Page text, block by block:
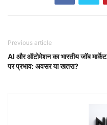
Previous article
AI और ऑटोमेशन का भारतीय जॉब मार्केट
पर प्रभाव: अवसर या खतरा?